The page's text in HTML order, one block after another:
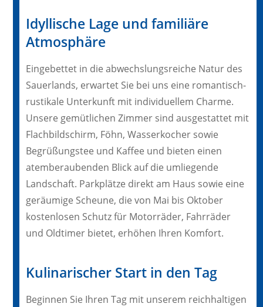
Idyllische Lage und familiäre
Atmosphäre
Eingebettet in die abwechslungsreiche Natur des
Sauerlands, erwartet Sie bei uns eine romantisch-
rustikale Unterkunft mit individuellem Charme.
Unsere gemütlichen Zimmer sind ausgestattet mit
Flachbildschirm, Föhn, Wasserkocher sowie
Begrüßungstee und Kaffee und bieten einen
atemberaubenden Blick auf die umliegende
Landschaft. Parkplätze direkt am Haus sowie eine
geräumige Scheune, die von Mai bis Oktober
kostenlosen Schutz für Motorräder, Fahrräder
und Oldtimer bietet, erhöhen Ihren Komfort.
Kulinarischer Start in den Tag
Beginnen Sie Ihren Tag mit unserem reichhaltigen